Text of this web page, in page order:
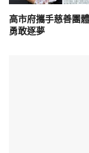
高市府攜手慈善團
勇敢逐夢